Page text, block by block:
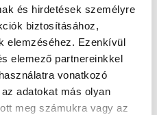
és hirdetések személyre
biztosításához,
elemzéséhez. Ezenkívül
elemező partnereinkkel
vonatkozó
adatokat más olyan
meg számukra vagy az
AZ IDÉNYT,